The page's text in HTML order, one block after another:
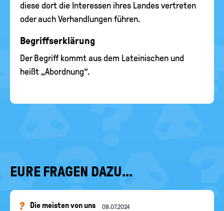
diese dort die Interessen ihres Landes vertreten
oder auch Verhandlungen führen.
Begriffserklärung
Der Begriff kommt aus dem Lateinischen und
heißt „Abordnung“.
EURE FRAGEN DAZU...
Die meisten von uns 09.07.2024